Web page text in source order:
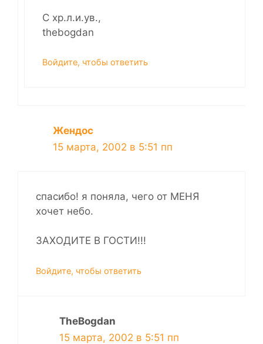
С хр.л.и.ув.,
thebogdan
Войдите, чтобы ответить
Жендос
15 марта, 2002 в 5:51 пп
спасибо! я поняла, чего от МЕНЯ
хочет небо.
ЗАХОДИТЕ В ГОСТИ!!!
Войдите, чтобы ответить
TheBogdan
15 марта, 2002 в 5:51 пп